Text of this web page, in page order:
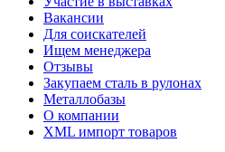
Вакансии
Для соискателей
Ищем менеджера
Отзывы
Закупаем сталь в рулонах
Металлобазы
О компании
XML импорт товаров